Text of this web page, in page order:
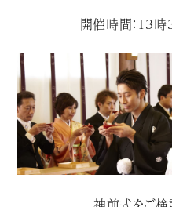
開催時間：13